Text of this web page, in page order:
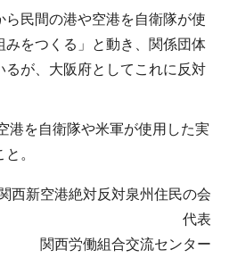
ら民間の港や空港を自衛隊が使
みをつくる」と動き、関係団体
るが、大阪府としてこれに反対
港を自衛隊や米軍が使用した実
。
西新空港絶対反対泉州住民の会
代表
関西労働組合交流センター